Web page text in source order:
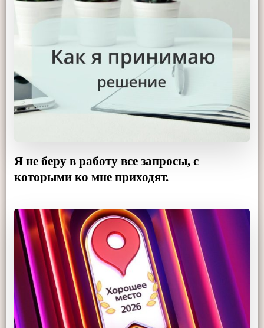
Я не беру в работу все запросы, с
которыми ко мне приходят.